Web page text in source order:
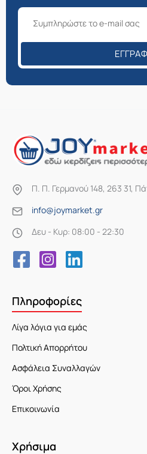
Π. Π. Γερμανού 148, 263 31,
info@joymarket.gr
Δευ - Κυρ: 08:00 - 22:30
Πληροφορίες
Λίγα λόγια για εμάς
Πολτική Απορρήτου
Ασφάλεια Συναλλαγών
Όροι Χρήσης
Επικοινωνία
Χρήσιμα